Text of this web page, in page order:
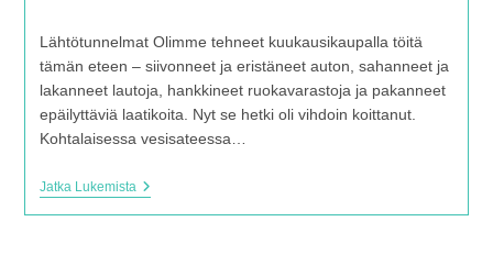
Lähtötunnelmat Olimme tehneet kuukausikaupalla töitä
tämän eteen – siivonneet ja eristäneet auton, sahanneet ja
lakanneet lautoja, hankkineet ruokavarastoja ja pakanneet
epäilyttäviä laatikoita. Nyt se hetki oli vihdoin koittanut.
Kohtalaisessa vesisateessa…
Jatka LukemistaEtelästä